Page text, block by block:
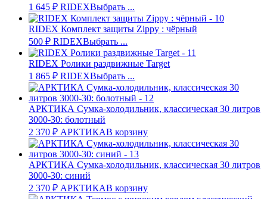
1 645 ₽ RIDEXВыбрать ...
RIDEX Комплект защиты Zippy : чёрный
500 ₽ RIDEXВыбрать ...
RIDEX Ролики раздвижные Target
1 865 ₽ RIDEXВыбрать ...
АРКТИКА Сумка-холодильник, классическая 30 литров
3000-30: болотный
2 370 ₽ АРКТИКАВ корзину
АРКТИКА Сумка-холодильник, классическая 30 литров
3000-30: синий
2 370 ₽ АРКТИКАВ корзину